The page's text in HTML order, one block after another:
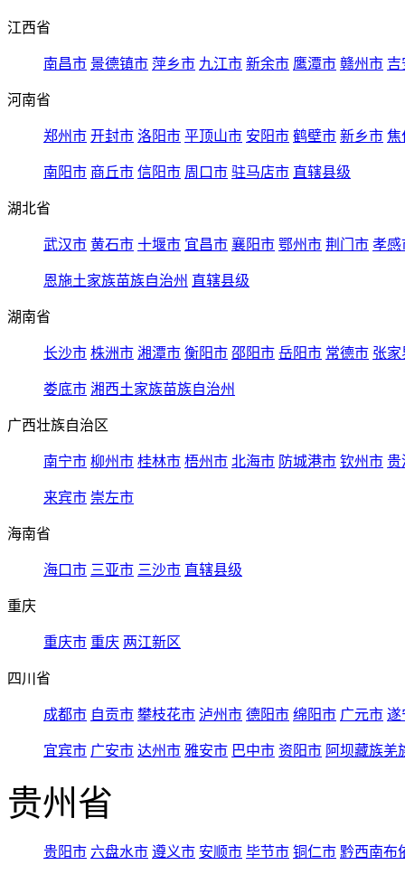
江西省
南昌市 景德镇市 萍乡市 九江市 新余市 鹰潭市 赣州市 吉
河南省
郑州市 开封市 洛阳市 平顶山市 安阳市 鹤壁市 新乡市 焦
南阳市 商丘市 信阳市 周口市 驻马店市 直辖县级
湖北省
武汉市 黄石市 十堰市 宜昌市 襄阳市 鄂州市 荆门市 孝感
恩施土家族苗族自治州 直辖县级
湖南省
长沙市 株洲市 湘潭市 衡阳市 邵阳市 岳阳市 常德市 张家
娄底市 湘西土家族苗族自治州
广西壮族自治区
南宁市 柳州市 桂林市 梧州市 北海市 防城港市 钦州市 贵
来宾市 崇左市
海南省
海口市 三亚市 三沙市 直辖县级
重庆
重庆市 重庆 两江新区
四川省
成都市 自贡市 攀枝花市 泸州市 德阳市 绵阳市 广元市 遂
宜宾市 广安市 达州市 雅安市 巴中市 资阳市 阿坝藏族羌
贵州省
贵阳市 六盘水市 遵义市 安顺市 毕节市 铜仁市 黔西南布